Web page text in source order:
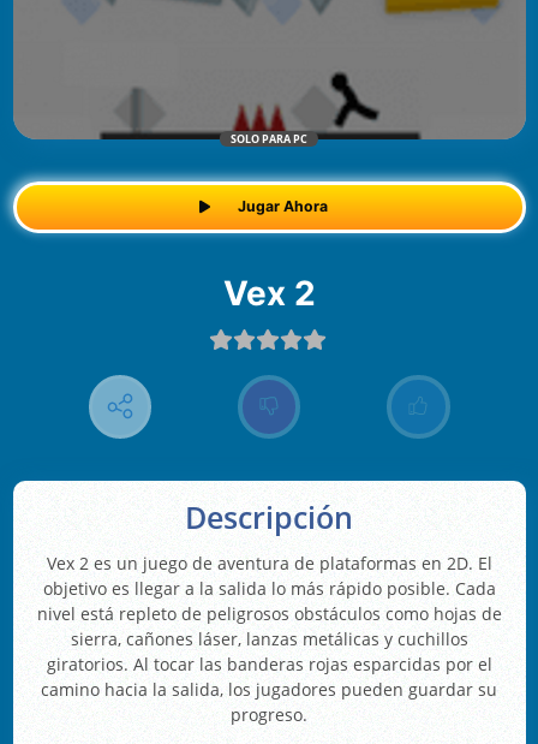
SOLO PARA PC
Jugar Ahora
Vex 2
Descripción
Vex 2 es un juego de aventura de plataformas en 2D. El
objetivo es llegar a la salida lo más rápido posible. Cada
nivel está repleto de peligrosos obstáculos como hojas de
sierra, cañones láser, lanzas metálicas y cuchillos
giratorios. Al tocar las banderas rojas esparcidas por el
camino hacia la salida, los jugadores pueden guardar su
progreso.